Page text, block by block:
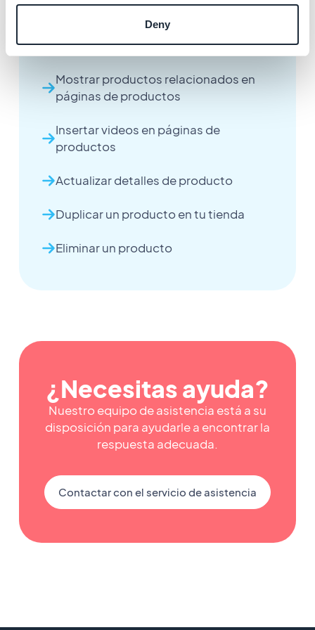
Deny
Organizar productos con etiquetas
Mostrar productos relacionados en
páginas de productos
Insertar videos en páginas de
productos
Actualizar detalles de producto
Duplicar un producto en tu tienda
Eliminar un producto
¿Necesitas ayuda?
Nuestro equipo de asistencia está a su
disposición para ayudarle a encontrar la
respuesta adecuada.
Contactar con el servicio de asistencia